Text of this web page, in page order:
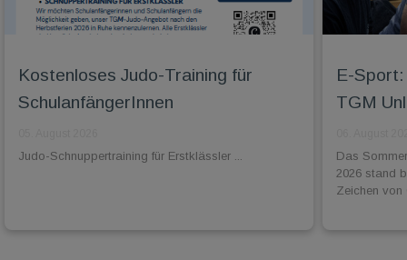
Kostenloses Judo-Training für
SchulanfängerInnen
Judo-Schnuppertraining für Erstklässler ...
E-Sport:
TGM
Das
2026 stand
Zeichen von